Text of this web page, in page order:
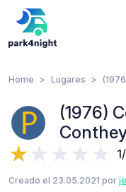
Home Lugares
(1976)
Creado el 23.05.2021 por